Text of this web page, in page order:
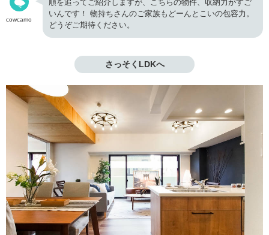
cowcamo
順を追ってご紹介しますが、こちらの物件、収納力がすご
いんです！ 物持ちさんのご家族もどーんとこいの包容力。
どうぞご期待ください。
さっそくLDKへ